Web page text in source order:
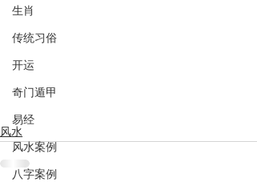
生肖
传统习俗
开运
奇门遁甲
易经
风水案例
八字案例
风水